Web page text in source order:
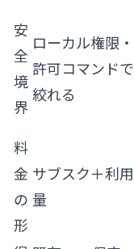
安
全
境
界
ローカル権限・
許可コマンドで
絞れる
料
金
の
形
サブスク＋利用
量